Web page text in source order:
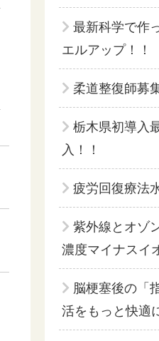
最新科学で作
エルアップ！！
柔道整復師募
栃木県初導入
入！！
疲労回復療法
紫外線とオゾ
濃度マイナスイ
脳梗塞後の「
活をもっと快適